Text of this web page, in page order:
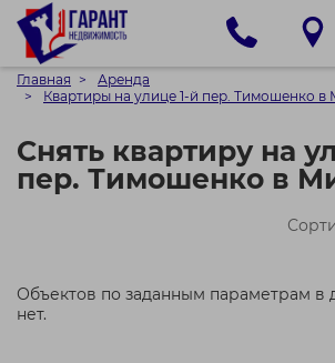
Главная
Аренда
Квартиры на улице 1-й пер. Тимошенко в
Снять квартиру на
пер. Тимошенко в
Объектов по заданным параметрам в
нет.